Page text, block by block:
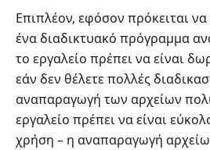
Επιπλέον, εφόσον πρόκειται
ένα διαδικτυακό πρόγραμμα
το εργαλείο πρέπει να είναι
εάν δεν θέλετε πολλές
αναπαραγωγή των αρχείων
εργαλείο πρέπει να είναι
χρήση – η αναπαραγωγή